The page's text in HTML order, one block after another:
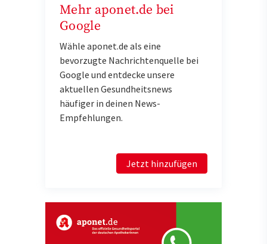
Mehr aponet.de bei
Google
Wähle aponet.de als eine
bevorzugte Nachrichtenquelle bei
Google und entdecke unsere
aktuellen Gesundheitsnews
häufiger in deinen News-
Empfehlungen.
Jetzt hinzufügen